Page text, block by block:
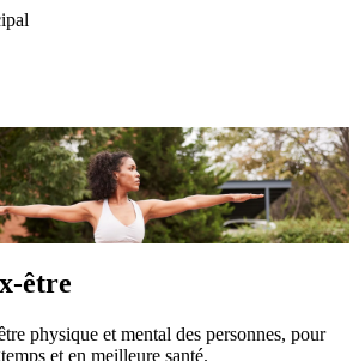
être
physique et mental des personnes, pour
et en meilleure santé.